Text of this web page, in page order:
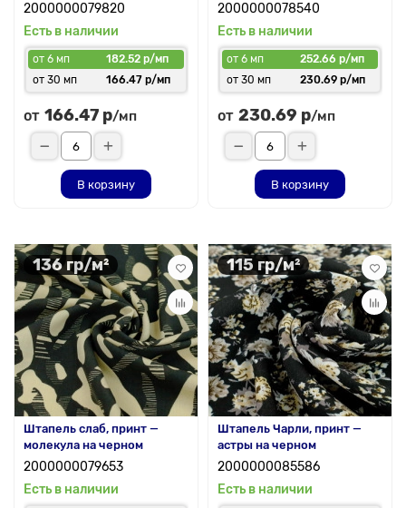
2000000079820
Есть в наличии
от 6 мп
182.52 р/мп
от 30 мп
166.47 р/мп
от 166.47 р/мп
В корзину
2000000078540
Есть в наличии
от 6 мп
252.66 р/мп
от 30 мп
230.69 р/мп
от 230.69 р/мп
В корзину
136 гр/м²
Штапель слаб, принт —
молекула на черном
2000000079653
Есть в наличии
115 гр/м²
Штапель Чарли, принт —
астры на черном
2000000085586
Есть в наличии